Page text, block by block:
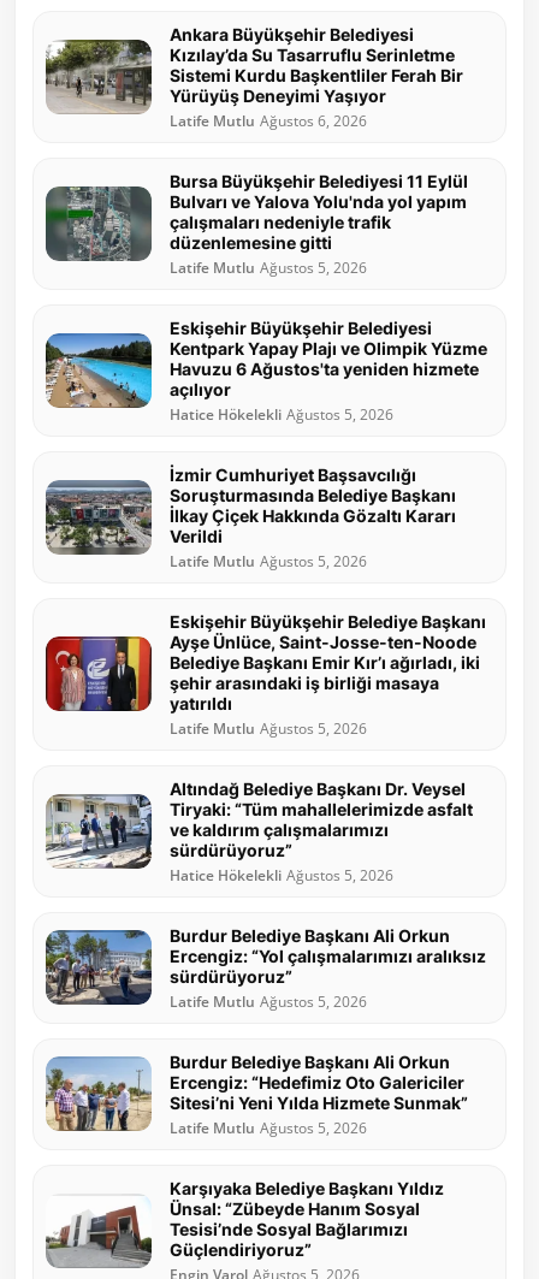
Ankara Büyükşehir Belediyesi
Kızılay’da Su Tasarruflu Serinletme
Sistemi Kurdu Başkentliler Ferah Bir
Yürüyüş Deneyimi Yaşıyor
Latife Mutlu Ağustos 6, 2026
Bursa Büyükşehir Belediyesi 11 Eylül
Bulvarı ve Yalova Yolu'nda yol yapım
çalışmaları nedeniyle trafik
düzenlemesine gitti
Latife Mutlu Ağustos 5, 2026
Eskişehir Büyükşehir Belediyesi
Kentpark Yapay Plajı ve Olimpik Yüzme
Havuzu 6 Ağustos'ta yeniden hizmete
açılıyor
Hatice Hökelekli Ağustos 5, 2026
İzmir Cumhuriyet Başsavcılığı
Soruşturmasında Belediye Başkanı
İlkay Çiçek Hakkında Gözaltı Kararı
Verildi
Latife Mutlu Ağustos 5, 2026
Eskişehir Büyükşehir Belediye Başkanı
Ayşe Ünlüce, Saint-Josse-ten-Noode
Belediye Başkanı Emir Kır’ı ağırladı, iki
şehir arasındaki iş birliği masaya
yatırıldı
Latife Mutlu Ağustos 5, 2026
Altındağ Belediye Başkanı Dr. Veysel
Tiryaki: “Tüm mahallelerimizde asfalt
ve kaldırım çalışmalarımızı
sürdürüyoruz”
Hatice Hökelekli Ağustos 5, 2026
Burdur Belediye Başkanı Ali Orkun
Ercengiz: “Yol çalışmalarımızı aralıksız
sürdürüyoruz”
Latife Mutlu Ağustos 5, 2026
Burdur Belediye Başkanı Ali Orkun
Ercengiz: “Hedefimiz Oto Galericiler
Sitesi’ni Yeni Yılda Hizmete Sunmak”
Latife Mutlu Ağustos 5, 2026
Karşıyaka Belediye Başkanı Yıldız
Ünsal: “Zübeyde Hanım Sosyal
Tesisi’nde Sosyal Bağlarımızı
Güçlendiriyoruz”
Engin Varol Ağustos 5, 2026